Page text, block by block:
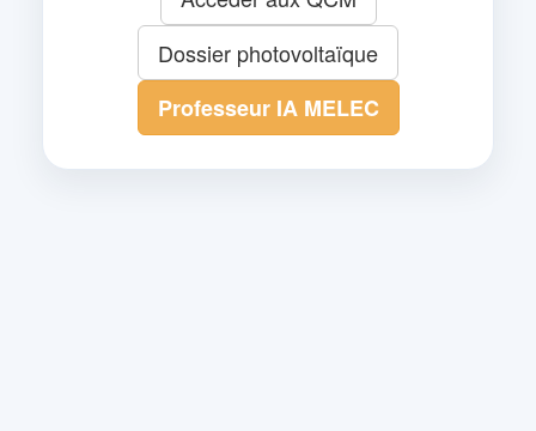
Dossier photovoltaïque
Professeur IA MELEC